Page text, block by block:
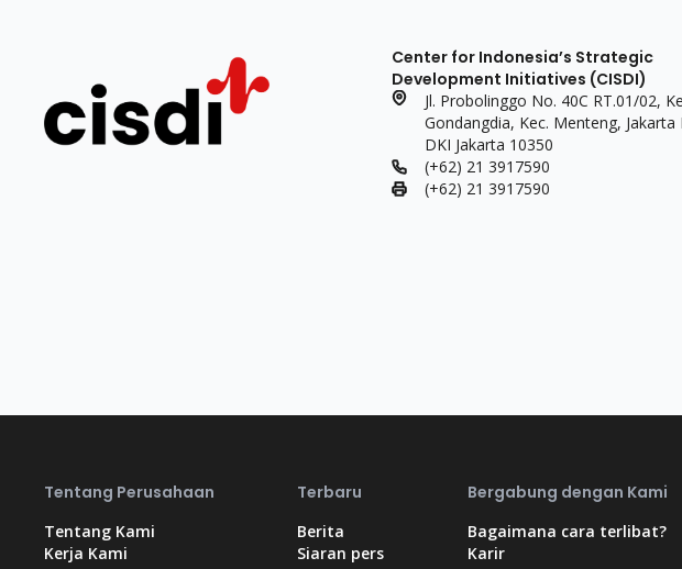
Center for Indonesia’s Strategic
Development Initiatives (CISDI)
Jl. Probolinggo No. 40C RT.01/02,
Gondangdia, Kec. Menteng, Jakarta
DKI Jakarta 10350
(+62) 21 3917590
(+62) 21 3917590
Tentang Perusahaan
Tentang Kami
Kerja Kami
Terbaru
Berita
Siaran pers
Bergabung dengan Kami
Bagaimana cara terlibat?
Karir